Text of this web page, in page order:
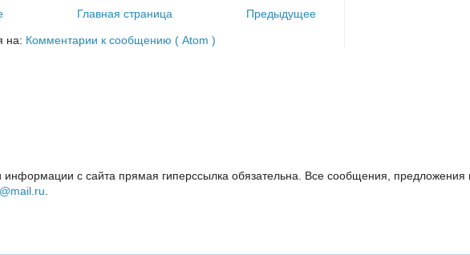
Предыдущее
Главная страница
на: Комментарии к сообщению ( Atom )
с сайта прямая гиперссылка обязательна. Все сообщения, предложения